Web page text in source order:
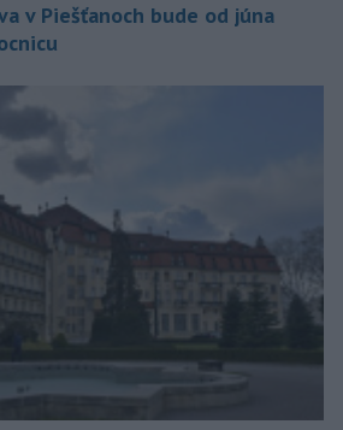
v Piešťanoch bude od júna